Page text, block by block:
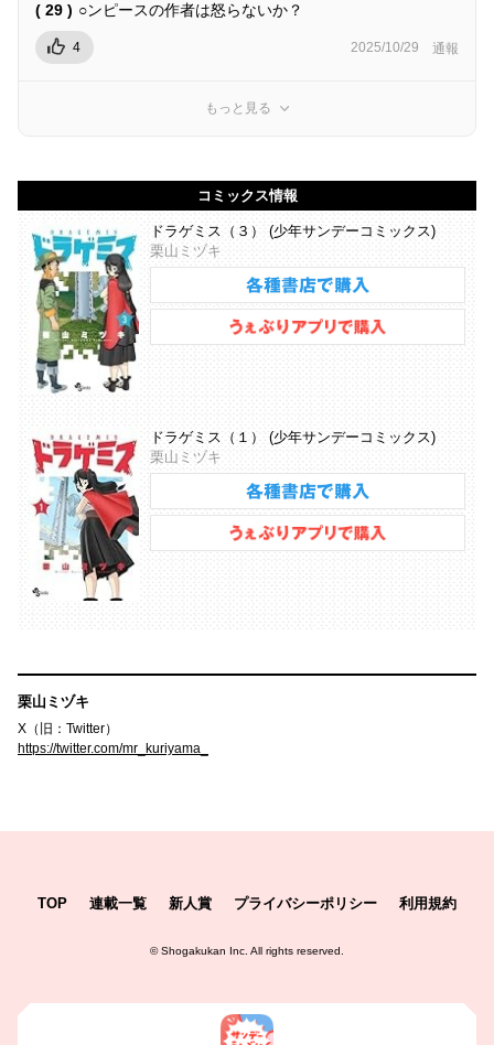
( 29 ) ○ンピースの作者は怒らないか？
4 2025/10/29 通報
もっと見る
コミックス情報
ドラゲミス（３） (少年サンデーコミックス)
栗山ミヅキ
ドラゲミス（１） (少年サンデーコミックス)
栗山ミヅキ
栗山ミヅキ
X（旧：Twitter）
https://twitter.com/mr_kuriyama_
TOP 連載一覧 新人賞 プライバシーポリシー 利用規約
©Shogakukan Inc. All rights reserved.